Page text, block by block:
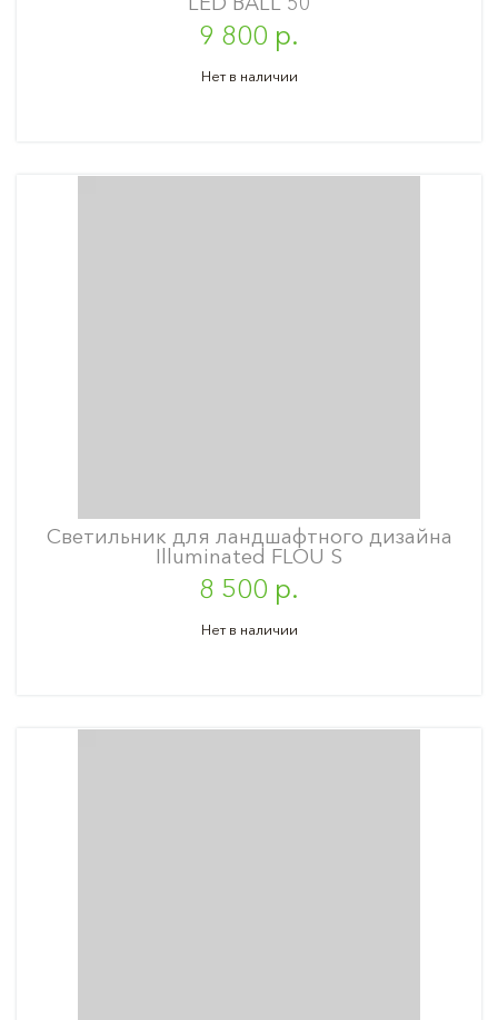
9 800 р.
Нет в наличии
Светильник для ландшафтного дизайна
Illuminated FLOU S
8 500 р.
Нет в наличии